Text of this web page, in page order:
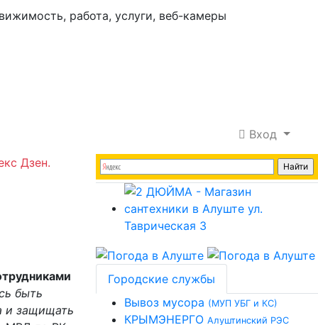
Вход
Дзен.
быть
и защищать
Городские службы
Вывоз мусора (МУП УБГ и КС)
КРЫМЭНЕРГО Алуштинский РЭС